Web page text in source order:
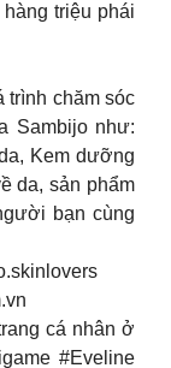
triệu phái
trình chăm sóc
Sambijo như:
Kem dưỡng
da, sản phẩm
bạn cùng
cá nhân ở
#Eveline